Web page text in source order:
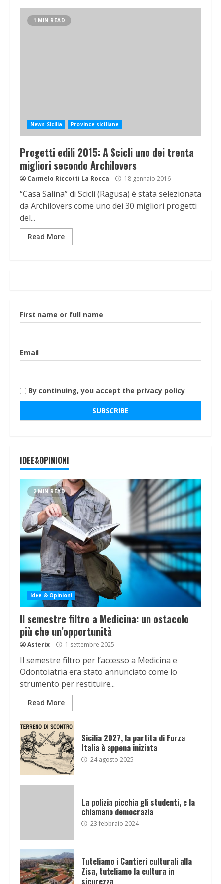
1 MIN READ
News Sicilia Province siciliane
Progetti edili 2015: A Scicli uno dei trenta
migliori secondo Archilovers
Carmelo Riccotti La Rocca 18 gennaio 2016
“Casa Salina” di Scicli (Ragusa) è stata selezionata
da Archilovers come uno dei 30 migliori progetti
del...
Read More
First name or full name
Email
By continuing, you accept the privacy policy
IDEE&OPINIONI
2 MIN READ
Idee & Opinioni
Il semestre filtro a Medicina: un ostacolo
più che un’opportunità
Asterix 1 settembre 2025
Il semestre filtro per l’accesso a Medicina e
Odontoiatria era stato annunciato come lo
strumento per restituire...
Read More
Sicilia 2027, la partita di Forza
Italia è appena iniziata
24 agosto 2025
La polizia picchia gli studenti, e la
chiamano democrazia
23 febbraio 2024
Tuteliamo i Cantieri culturali alla
Zisa, tuteliamo la cultura in
sicurezza